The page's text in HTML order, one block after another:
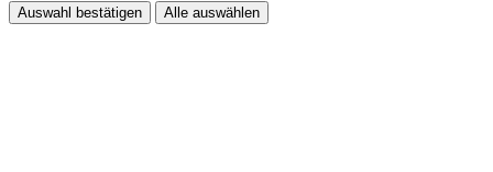
Auswahl bestätigen Alle auswählen